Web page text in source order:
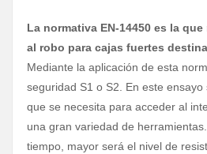
La normativa EN-14450 es la
al robo para cajas fuertes
Mediante la aplicación de esta
seguridad S1 o S2. En este
que se necesita para acceder al
una gran variedad de
tiempo, mayor será el nivel de